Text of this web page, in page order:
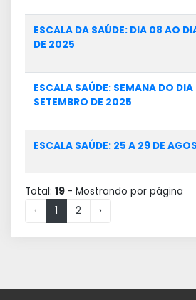
ESCALA DA SAÚDE: DIA 08 AO
DE 2025
ESCALA SAÚDE: SEMANA DO
SETEMBRO DE 2025
ESCALA SAÚDE: 25 A 29 DE
Total: 19 - Mostrando por página
‹
1 2 ›